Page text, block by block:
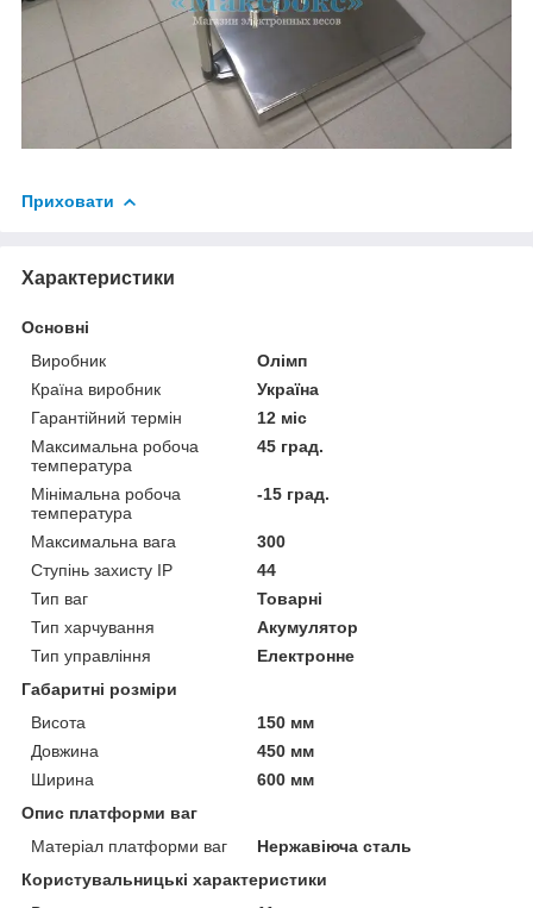
Приховати
Характеристики
Основні
Виробник
Олімп
Країна виробник
Україна
Гарантійний термін
12 міс
Максимальна робоча
температура
45 град.
Мінімальна робоча
температура
-15 град.
Максимальна вага
300
Ступінь захисту IP
44
Тип ваг
Товарні
Тип харчування
Акумулятор
Тип управління
Електронне
Габаритні розміри
Висота
150 мм
Довжина
450 мм
Ширина
600 мм
Опис платформи ваг
Матеріал платформи ваг
Нержавіюча сталь
Користувальницькі характеристики